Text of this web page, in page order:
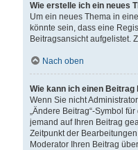
Wie erstelle ich ein neues
Um ein neues Thema in
könnte sein, dass eine
Beitragsansicht aufgelistet.
Nach oben
Wie kann ich einen
Wenn Sie nicht
„Ändere Beitrag“-Symbol
jemand auf Ihren Beitrag
Zeitpunkt der
Moderator Ihren Beitrag